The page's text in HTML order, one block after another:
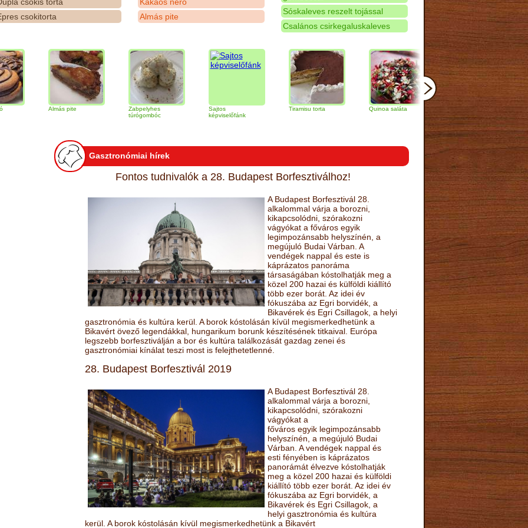
csokitorta
Almás pite
Sóskaleves reszelt tojással
Csalános csirkegaluskaleves
Almás pite
Zabpelyhes
túrógombóc
képviselőfánk
Tiramisu torta Quinoa saláta Mandulás kifli
narancs
Gasztronómiai hírek
Fontos tudnivalók a 28. Budapest Borfesztiválhoz!
A Budapest Borfesztivál 28.
alkalommal várja a borozni,
kikapcsolódni, szórakozni
vágyókat a főváros egyik
legimpozánsabb helyszínén, a
megújuló Budai Várban. A
vendégek nappal és este is
káprázatos panoráma
társaságában kóstolhatják meg a
közel 200 hazai és külföldi kiállító
több ezer borát. Az idei év
fókuszába az Egri borvidék, a
Bikavérek és Egri Csillagok, a helyi
gasztronómia és kultúra kerül. A borok kóstolásán kívül megismerkedhetünk a
Bikavért övező legendákkal, hungarikum borunk készítésének titkaival. Európa
legszebb borfesztiválján a bor és kultúra találkozását gazdag zenei és
gasztronómiai kínálat teszi most is felejthetetlenné.
28. Budapest Borfesztivál 2019
A Budapest Borfesztivál 28.
alkalommal várja a borozni,
kikapcsolódni, szórakozni
vágyókat a
főváros egyik legimpozánsabb
helyszínén, a megújuló Budai
Várban. A vendégek nappal és
esti fényében is káprázatos
panorámát élvezve kóstolhatják
meg a közel 200 hazai és külföldi
kiállító több ezer borát. Az idei év
fókuszába az Egri borvidék, a
Bikavérek és Egri Csillagok, a
helyi gasztronómia és kultúra
kerül. A borok kóstolásán kívül megismerkedhetünk a Bikavért